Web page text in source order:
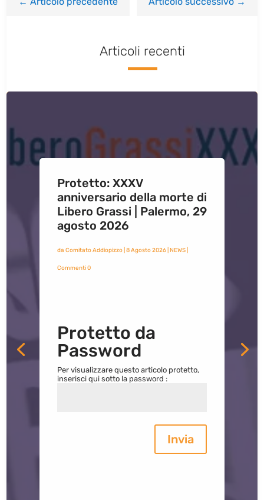
Articoli recenti
Protetto: XXXV
anniversario della morte di
Libero Grassi | Palermo, 29
agosto 2026
da Comitato Addiopizzo| 8 Agosto 2026| NEWS|
Commenti 0
Protetto da
Password
Per visualizzare questo articolo protetto,
inserisci qui sotto la password :
Invia